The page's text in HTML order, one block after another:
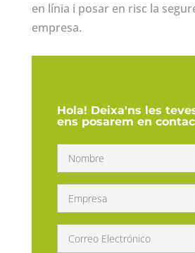
en línia i posar en risc la
empresa.
Hola! Deixa'ns les
ens posarem en